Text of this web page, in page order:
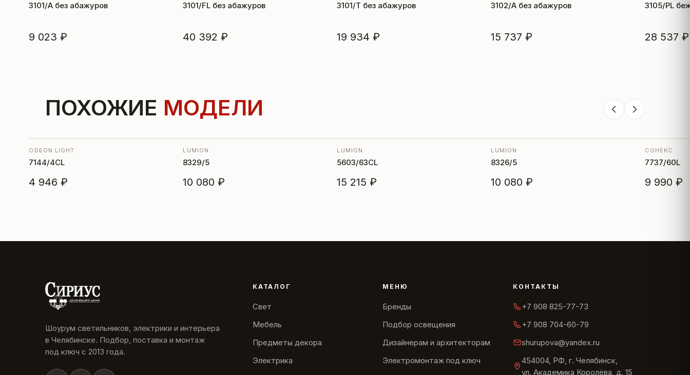
3101/A без абажуров
9 023 ₽
3101/FL без абажуров
40 392 ₽
3101/T без абажуров
19 934 ₽
3102/A без абажуров
15 737 ₽
3105/PL
28 537 ₽
ПОХОЖИЕ МОДЕЛИ
ODEON LIGHT
7144/4CL
4 946 ₽
LUMION
8329/5
10 080 ₽
LUMION
5603/63CL
15 215 ₽
LUMION
8326/5
10 080 ₽
СОНЕКС
7737/60L
9 990 ₽
Шоурум светильников, электрики и интерьера
в Челябинске. Подбор, поставка и монтаж
под ключ с 2013 года.
КАТАЛОГ
Свет
Мебель
Предметы декора
Электрика
МЕНЮ
Бренды
Подбор освещения
Дизайнерам и архитекторам
Электромонтаж под ключ
КОНТАКТЫ
+7 908 825-77-73
+7 908 704-60-79
shurupova@yandex.ru
454004, РФ, г. Челябинск,
ул. Академика Королёва, д. 15